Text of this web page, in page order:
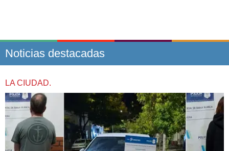
Noticias destacadas
LA CIUDAD.